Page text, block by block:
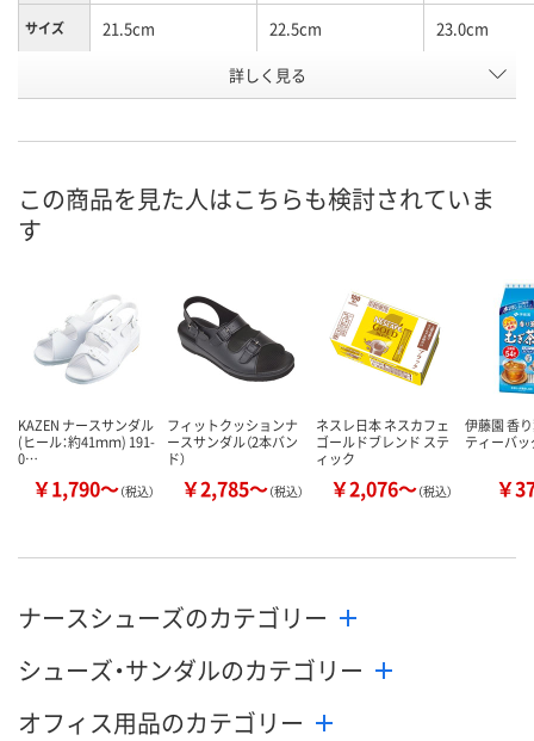
サイズ 21.5cm 22.5cm 23.0cm
2583627 2583636
カゴへ カゴへ カ
詳しく見る
この商品を見た人はこちらも検討されていま
す
KAZEN ナースサンダル
(ヒール：約41ｍｍ) 191-
0…
￥1,790～（税込）
フィットクッションナ
ースサンダル（2本バン
ド）
￥2,785～（税込）
ネスレ日本 ネスカフェ
ゴールドブレンド ステ
ィック
￥2,076～（税込）
伊藤園 香
ティーバッ
￥
ナースシューズのカテゴリー
シューズ・サンダルのカテゴリー
オフィス用品のカテゴリー